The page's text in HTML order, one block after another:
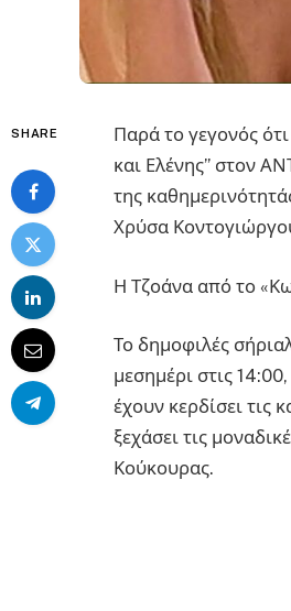
SHARE
Παρά το γεγονός
και Ελένης” στον
της
Χρύσα
Η Τζοάνα από το
Το δημοφιλές
μεσημέρι στις
έχουν κερδίσει τις
ξεχάσει τις
Κούκουρας.